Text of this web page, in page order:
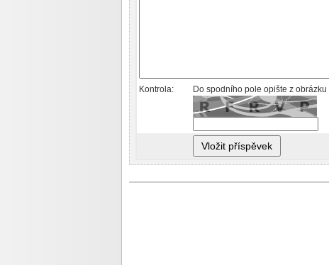
Kontrola: Do spodního pole opište z obrázku